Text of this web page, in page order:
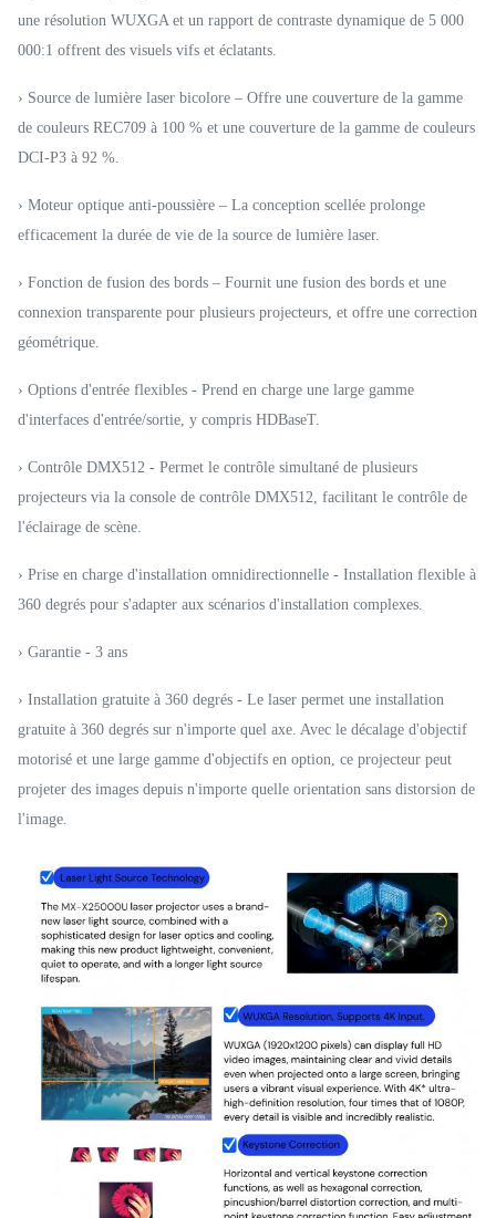
une résolution WUXGA et un rapport de contraste dynamique de 5 000
000:1 offrent des visuels vifs et éclatants.
› Source de lumière laser bicolore – Offre une couverture de la gamme
de couleurs REC709 à 100 % et une couverture de la gamme de couleurs
DCI-P3 à 92 %.
› Moteur optique anti-poussière – La conception scellée prolonge
efficacement la durée de vie de la source de lumière laser.
› Fonction de fusion des bords – Fournit une fusion des bords et une
connexion transparente pour plusieurs projecteurs, et offre une correction
géométrique.
› Options d'entrée flexibles - Prend en charge une large gamme
d'interfaces d'entrée/sortie, y compris HDBaseT.
› Contrôle DMX512 - Permet le contrôle simultané de plusieurs
projecteurs via la console de contrôle DMX512, facilitant le contrôle de
l'éclairage de scène.
› Prise en charge d'installation omnidirectionnelle - Installation flexible à
360 degrés pour s'adapter aux scénarios d'installation complexes.
› Garantie - 3 ans
› Installation gratuite à 360 degrés - Le laser permet une installation
gratuite à 360 degrés sur n'importe quel axe. Avec le décalage d'objectif
motorisé et une large gamme d'objectifs en option, ce projecteur peut
projeter des images depuis n'importe quelle orientation sans distorsion de
l'image.